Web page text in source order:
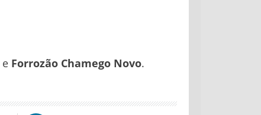
e Forrozão Chamego Novo.